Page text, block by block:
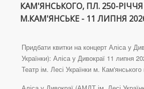
КАМ'ЯНСЬКОГО, ПЛ. 250-РІЧЧЯ
М.КАМ'ЯНСЬКЕ - 11 ЛИПНЯ
Придбати квитки на концерт Аліса у
Українки): Аліса у Дивокраї 11 липня
Театр ім. Лесі Українки м. Кам'янського